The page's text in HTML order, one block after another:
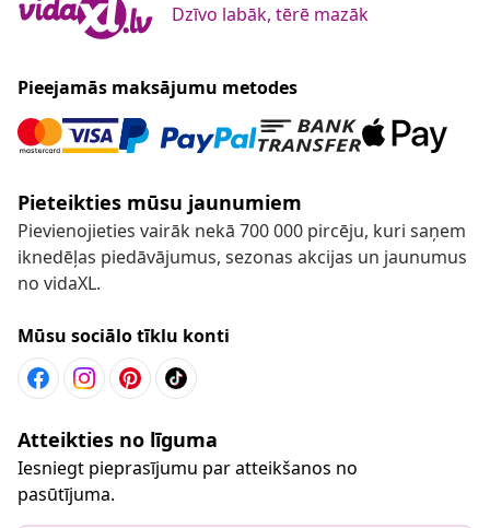
Dzīvo labāk, tērē mazāk
Pieejamās maksājumu metodes
Pieteikties mūsu jaunumiem
Pievienojieties vairāk nekā 700 000 pircēju, kuri saņem
iknedēļas piedāvājumus, sezonas akcijas un jaunumus
no vidaXL.
Mūsu sociālo tīklu konti
Atteikties no līguma
Iesniegt pieprasījumu par atteikšanos no
pasūtījuma.